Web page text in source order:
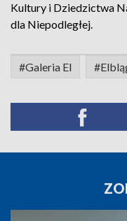
Kultury i Dziedzictwa
dla Niepodległej.
#Galeria El